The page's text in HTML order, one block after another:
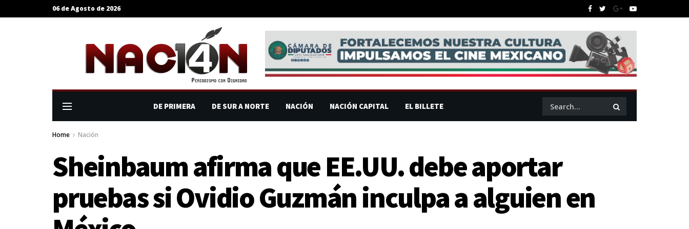
06 de Agosto de 2026
DE PRIMERA DE SUR A NORTE NACIÓN NACIÓN CAPITAL EL BILLETE
Home Nación
Sheinbaum afirma que EE.UU. debe aportar
pruebas si Ovidio Guzmán inculpa a alguien en